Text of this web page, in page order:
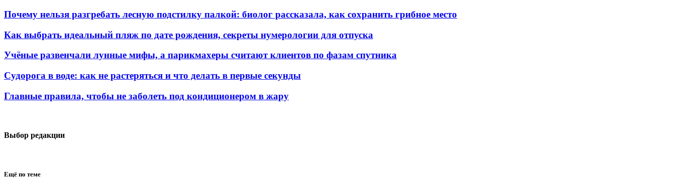
Почему нельзя разгребать лесную подстилку палкой: биолог рассказала, как сохранить грибное место
Как выбрать идеальный пляж по дате рождения, секреты нумерологии для отпуска
Учёные развенчали лунные мифы, а парикмахеры считают клиентов по фазам спутника
Судорога в воде: как не растеряться и что делать в первые секунды
Главные правила, чтобы не заболеть под кондиционером в жару
Выбор редакции
Ещё по теме